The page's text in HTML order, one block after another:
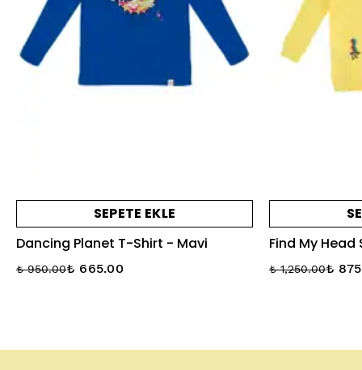
SEPETE EKLE
Dancing Planet T-Shirt - Mavi
₺ 950.00₺ 665.00
Find My Head
₺ 1,250.00₺